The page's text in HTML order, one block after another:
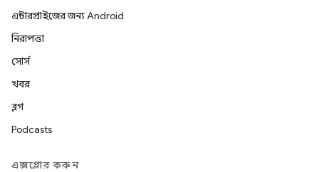
এন্টারপ্রাইজের জন্য Android
নিরাপত্তা
সোর্স
খবর
ব্লগ
Podcasts
এক্সপ্লোর করুন